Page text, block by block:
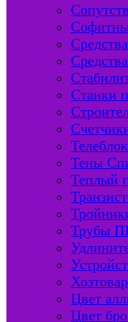
Станки
Тены
Теплый
Трубы
Цвет
Цвет